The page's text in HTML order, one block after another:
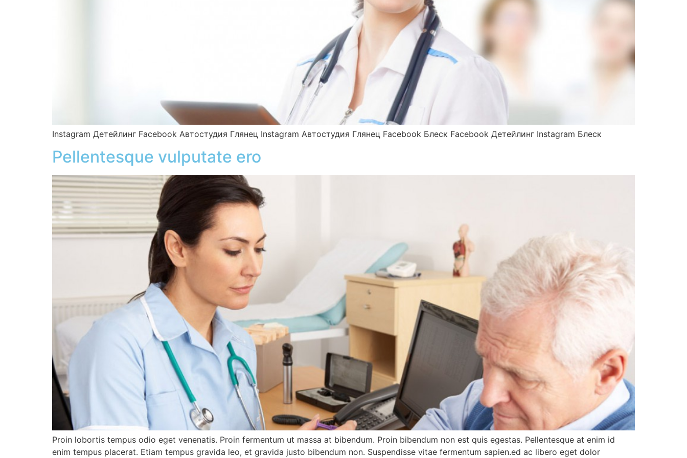
Instagram Детейлинг Facebook Автостудия Глянец Instagram Автостудия Глянец Facebook Блеск Facebook Детейлинг Instagram Блеск
Pellentesque vulputate ero
Proin lobortis tempus odio eget venenatis. Proin fermentum ut massa at bibendum. Proin bibendum non est quis egestas. Pellentesque at enim id
enim tempus placerat. Etiam tempus gravida leo, et gravida justo bibendum non. Suspendisse vitae fermentum sapien.ed ac libero eget dolor